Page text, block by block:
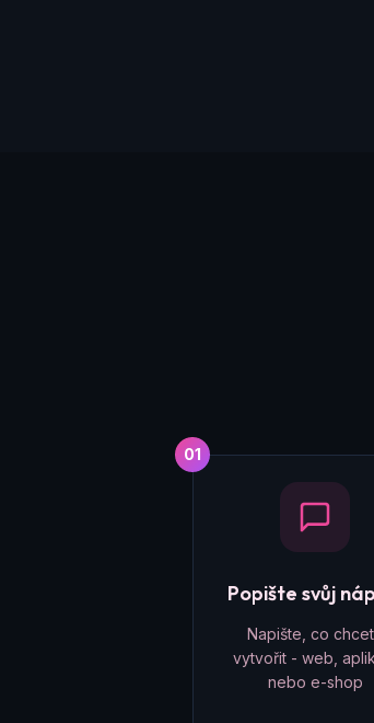
01
Popište svůj
Napište, co
vytvořit - web,
nebo e-shop